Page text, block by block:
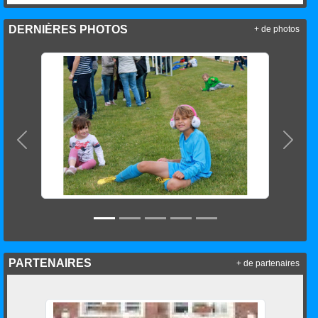
DERNIÈRES PHOTOS
Précedent
+ de photos
PARTENAIRES + de partenaires